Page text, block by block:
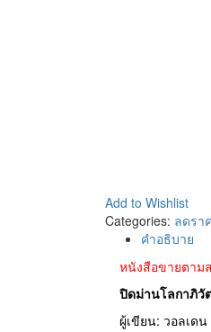
Add to Wishlist
Categories: ลดรา
คำอธิบาย
หนังสือขายตาม
ปิดม่านโลกาภิวั
ผู้เขียน: วอลเดน